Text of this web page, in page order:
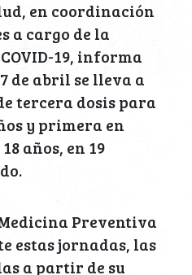
en coordinación
a cargo de la
19, informa
de abril se lleva a
tercera dosis para
y primera en
años, en 19
Preventiva
estas jornadas, las
a partir de su